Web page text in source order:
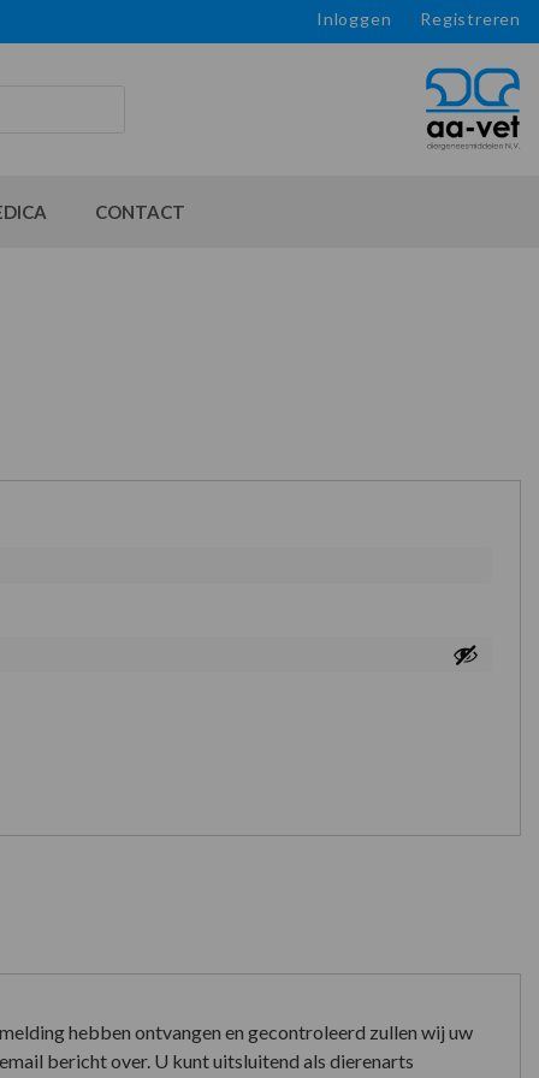
Inloggen Registreren
CONTACT
hebben ontvangen en gecontroleerd zullen wij uw
bericht over. U kunt uitsluitend als dierenarts